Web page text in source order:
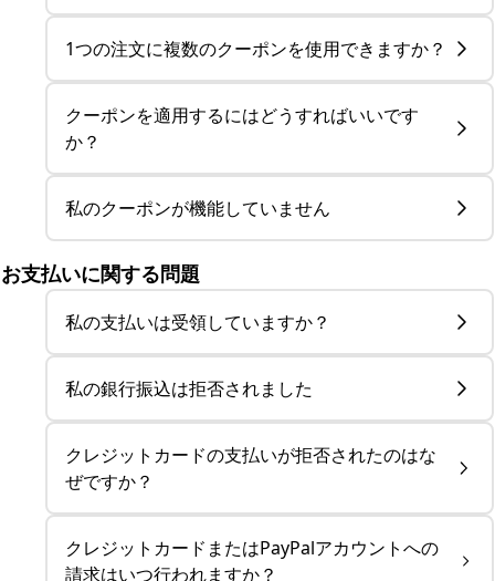
1つの注文に複数のクーポンを使用できますか？
クーポンを適用するにはどうすればいいです
か？
私のクーポンが機能していません
お支払いに関する問題
私の支払いは受領していますか？
私の銀行振込は拒否されました
クレジットカードの支払いが拒否されたのはな
ぜですか？
クレジットカードまたはPayPalアカウントへの
請求はいつ行われますか？